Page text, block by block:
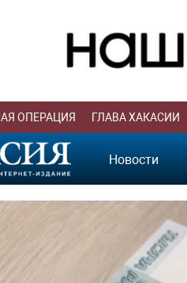
ОПЕРАЦИЯ ГЛАВА ХАКАСИИ
Новости